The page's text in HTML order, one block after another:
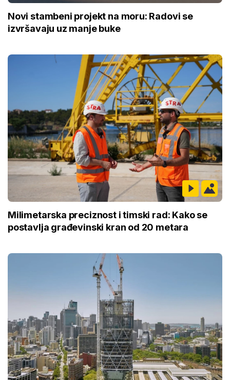
Novi stambeni projekt na moru: Radovi se
izvršavaju uz manje buke
Milimetarska preciznost i timski rad: Kako se
postavlja građevinski kran od 20 metara